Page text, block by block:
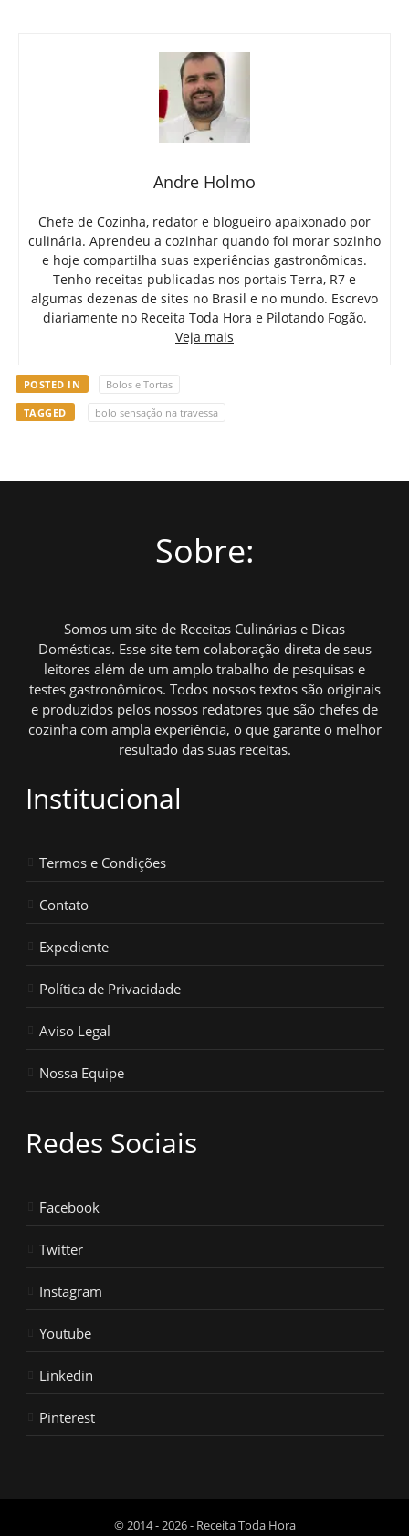
Andre Holmo
Chefe de Cozinha, redator e blogueiro apaixonado por
culinária. Aprendeu a cozinhar quando foi morar sozinho
e hoje compartilha suas experiências gastronômicas.
Tenho receitas publicadas nos portais Terra, R7 e
algumas dezenas de sites no Brasil e no mundo. Escrevo
diariamente no Receita Toda Hora e Pilotando Fogão.
Veja mais
POSTED IN Bolos e Tortas
TAGGED bolo sensação na travessa
Sobre:
Somos um site de Receitas Culinárias e Dicas
Domésticas. Esse site tem colaboração direta de seus
leitores além de um amplo trabalho de pesquisas e
testes gastronômicos. Todos nossos textos são originais
e produzidos pelos nossos redatores que são chefes de
cozinha com ampla experiência, o que garante o melhor
resultado das suas receitas.
Institucional
Termos e Condições
Contato
Expediente
Política de Privacidade
Aviso Legal
Nossa Equipe
Redes Sociais
Facebook
Twitter
Instagram
Youtube
Linkedin
Pinterest
© 2014 - 2026 - Receita Toda Hora